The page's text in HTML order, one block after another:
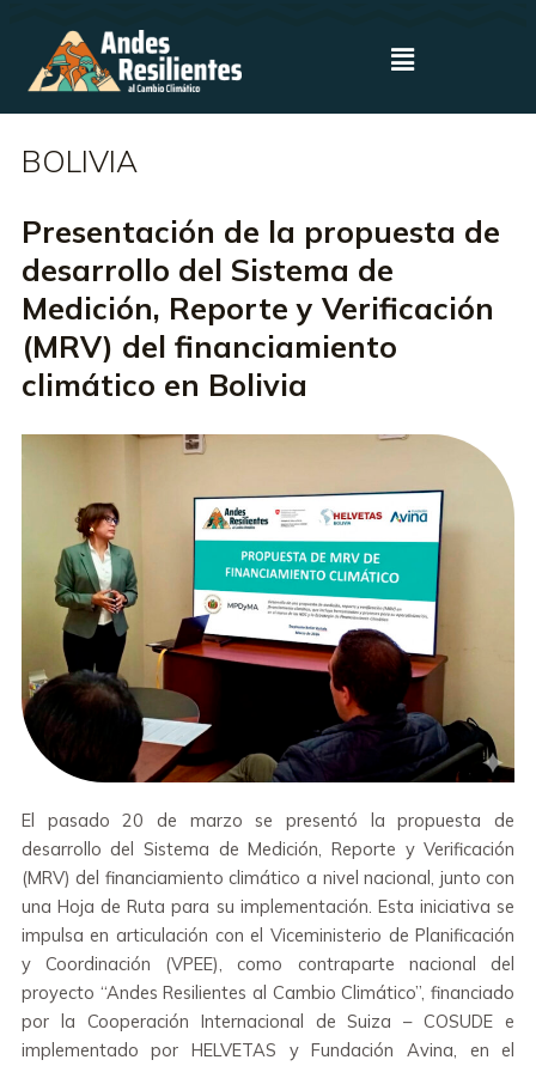
BOLIVIA
Presentación de la propuesta de
desarrollo del Sistema de
Medición, Reporte y Verificación
(MRV) del financiamiento
climático en Bolivia
El pasado 20 de marzo se presentó la propuesta de
desarrollo del Sistema de Medición, Reporte y Verificación
(MRV) del financiamiento climático a nivel nacional, junto con
una Hoja de Ruta para su implementación. Esta iniciativa se
impulsa en articulación con el Viceministerio de Planificación
y Coordinación (VPEE), como contraparte nacional del
proyecto “Andes Resilientes al Cambio Climático”, financiado
por la Cooperación Internacional de Suiza – COSUDE e
implementado por HELVETAS y Fundación Avina, en el